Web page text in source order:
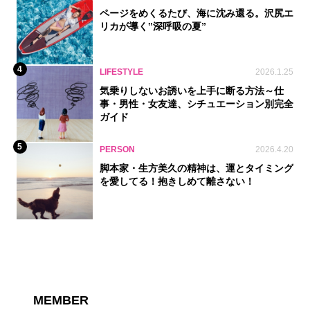
ページをめくるたび、海に沈み還る。沢尻エ
リカが導く‟深呼吸の夏”
4 LIFESTYLE 2026.1.25
気乗りしないお誘いを上手に断る方法～仕
事・男性・女友達、シチュエーション別完全
ガイド
5 PERSON 2026.4.20
脚本家・生方美久の精神は、運とタイミング
を愛してる！抱きしめて離さない！
MEMBER